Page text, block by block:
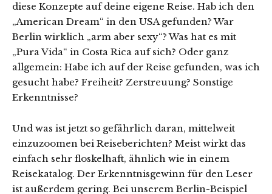
diese Konzepte auf deine eigene Reise. Hab ich den
„American Dream“ in den USA gefunden? War
Berlin wirklich „arm aber sexy“? Was hat es mit
„Pura Vida“ in Costa Rica auf sich? Oder ganz
allgemein: Habe ich auf der Reise gefunden, was ich
gesucht habe? Freiheit? Zerstreuung? Sonstige
Erkenntnisse?
Und was ist jetzt so gefährlich daran, mittelweit
einzuzoomen bei Reiseberichten? Meist wirkt das
einfach sehr floskelhaft, ähnlich wie in einem
Reisekatalog. Der Erkenntnisgewinn für den Leser
ist außerdem gering. Bei unserem Berlin-Beispiel